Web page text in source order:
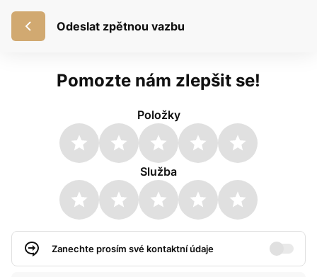
Odeslat zpětnou vazbu
Pomozte nám zlepšit se!
Položky
Služba
Zanechte prosím své kontaktní údaje